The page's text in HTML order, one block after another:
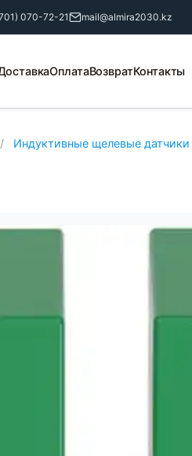
070-72-21 mail@almira2030.kz
ОплатаВозвратКонтакты
/ Индуктивные щелевые датчики